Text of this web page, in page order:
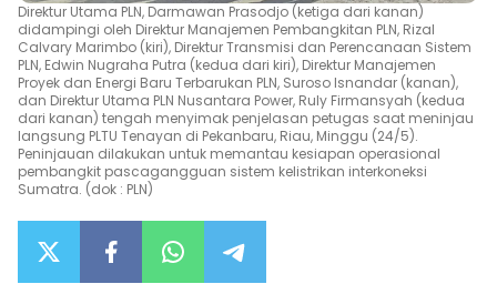
Opini
Gaya
Hidup
×
Direktur Utama PLN, Darmawan Prasodjo (ketiga dari kanan)
didampingi oleh Direktur Manajemen Pembangkitan PLN, Rizal
Calvary Marimbo (kiri), Direktur Transmisi dan Perencanaan Sistem
PLN, Edwin Nugraha Putra (kedua dari kiri), Direktur Manajemen
Proyek dan Energi Baru Terbarukan PLN, Suroso Isnandar (kanan),
dan Direktur Utama PLN Nusantara Power, Ruly Firmansyah (kedua
dari kanan) tengah menyimak penjelasan petugas saat meninjau
langsung PLTU Tenayan di Pekanbaru, Riau, Minggu (24/5).
Peninjauan dilakukan untuk memantau kesiapan operasional
pembangkit pascagangguan sistem kelistrikan interkoneksi
Sumatra. (dok : PLN)